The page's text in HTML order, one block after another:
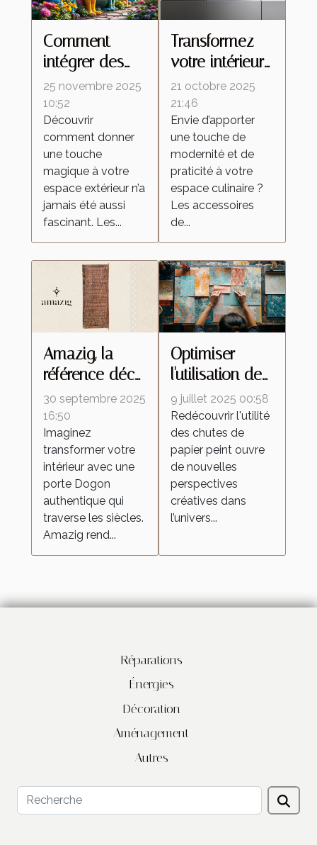
Comment
intégrer des
statues
fantaisistes
dans la
décoration de
jardin ?
25 novembre 2025
10:52
Découvrir
comment donner
une touche
magique à votre
espace extérieur n’a
jamais été aussi
fascinant. Les...
Transformez
votre intérieur
avec des
accessoires de
cuisine
innovants et
stylés
21 octobre 2025
21:46
Envie d’apporter
une touche de
modernité et de
praticité à votre
espace culinaire ?
Les accessoires
de...
Amazig, la
référence déco
pour investir
dans une
porte Dogon
30 septembre 2025
16:50
Imaginez
transformer votre
intérieur avec une
porte Dogon
authentique qui
traverse les siècles.
Amazig rend...
Optimiser
l'utilisation des
chutes de
papier peint
dans des
projets de
décoration
9 juillet 2025 00:58
Redécouvrir l'utilité
des chutes de
papier peint ouvre
de nouvelles
perspectives
créatives dans
l’univers...
Réparations
Énergies
Décoration
Aménagement
Autres